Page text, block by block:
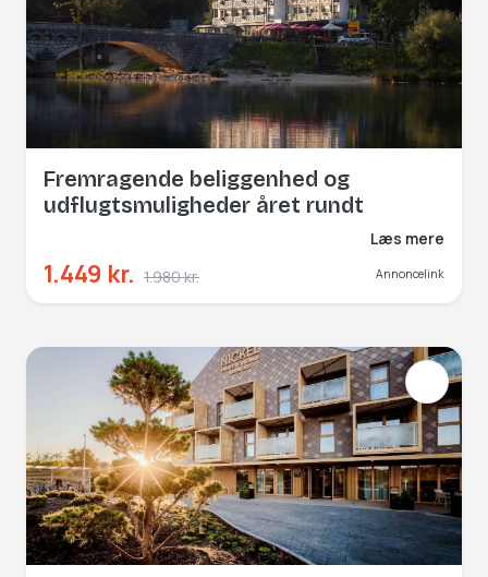
Fremragende beliggenhed og
udflugtsmuligheder året rundt
Læs mere
1.449 kr. 1.980 kr. Annoncelink